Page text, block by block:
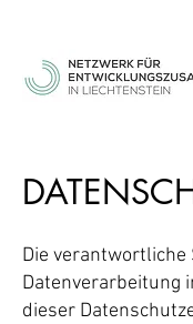
Die
Datenverarbeitung
dieser